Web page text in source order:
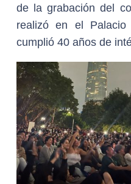
de la grabación del
realizó en el
cumplió 40 años de